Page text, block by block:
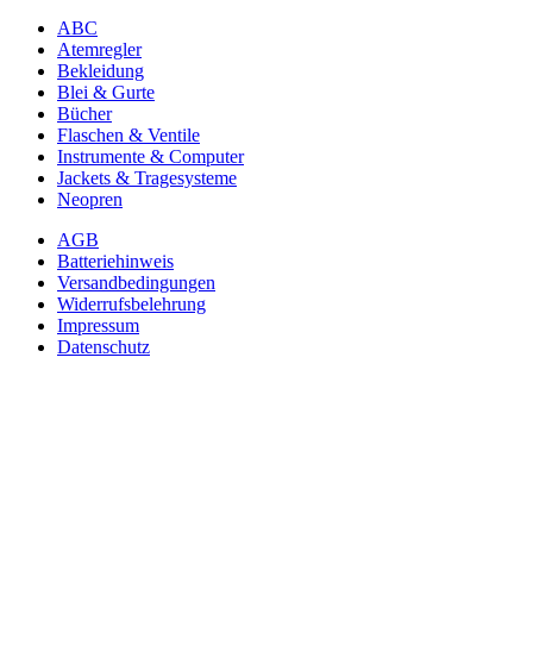
ABC
Atemregler
Bekleidung
Blei & Gurte
Bücher
Flaschen & Ventile
Instrumente & Computer
Jackets & Tragesysteme
Neopren
AGB
Batteriehinweis
Versandbedingungen
Widerrufsbelehrung
Impressum
Datenschutz